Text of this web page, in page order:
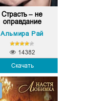
Страсть – не
оправдание
Альмира Рай
Скачать
14382